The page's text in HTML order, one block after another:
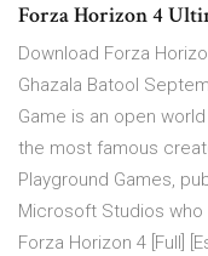
Forza Horizon 4
Download Forza
Ghazala Batool
Game is an open
the most famous
Playground Games,
Microsoft Studios
Forza Horizon 4 [Full]